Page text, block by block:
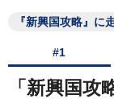
『新興国攻略』
#1
「新興国